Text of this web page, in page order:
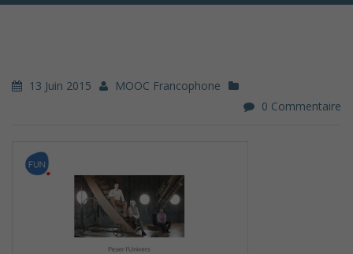
13 Juin 2015
MOOC Francophone
0 Commentaire